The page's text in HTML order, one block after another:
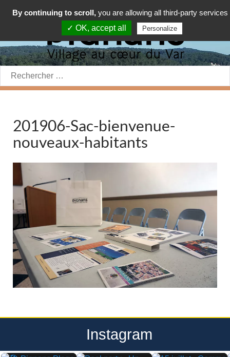
Rechercher:
201906-Sac-bienvenue-
nouveaux-habitants
Instagram
By continuing to scroll, you are allowing all third-party services
✓ OK, accept all
Personalize